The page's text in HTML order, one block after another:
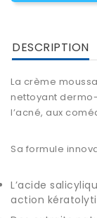
DESCRIPTION
La crème
nettoyant
l’acné, aux
Sa formule
L’acide
action